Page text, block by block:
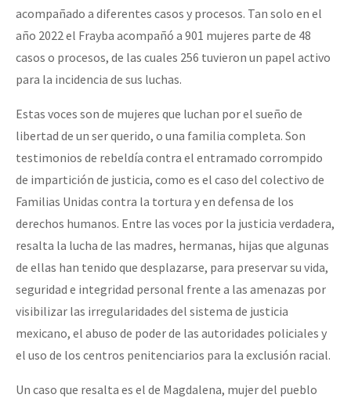
acompañado a diferentes casos y procesos. Tan solo en el
año 2022 el Frayba acompañó a 901 mujeres parte de 48
casos o procesos, de las cuales 256 tuvieron un papel activo
para la incidencia de sus luchas.
Estas voces son de mujeres que luchan por el sueño de
libertad de un ser querido, o una familia completa. Son
testimonios de rebeldía contra el entramado corrompido
de impartición de justicia, como es el caso del colectivo de
Familias Unidas contra la tortura y en defensa de los
derechos humanos. Entre las voces por la justicia verdadera,
resalta la lucha de las madres, hermanas, hijas que algunas
de ellas han tenido que desplazarse, para preservar su vida,
seguridad e integridad personal frente a las amenazas por
visibilizar las irregularidades del sistema de justicia
mexicano, el abuso de poder de las autoridades policiales y
el uso de los centros penitenciarios para la exclusión racial.
Un caso que resalta es el de Magdalena, mujer del pueblo